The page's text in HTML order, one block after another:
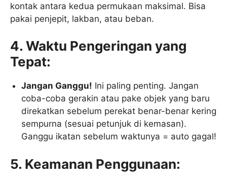
kontak antara kedua permukaan maksimal. Bisa
pakai penjepit, lakban, atau beban.
4. Waktu Pengeringan yang
Tepat:
Jangan Ganggu! Ini paling penting. Jangan
coba-coba gerakin atau pake objek yang baru
direkatkan sebelum perekat benar-benar kering
sempurna (sesuai petunjuk di kemasan).
Ganggu ikatan sebelum waktunya = auto gagal!
5. Keamanan Penggunaan: